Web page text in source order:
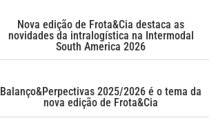
Nova edição de Frota&Cia destaca as
novidades da intralogística na Intermodal
South America 2026
Balanço&Perpectivas 2025/2026 é o tema da
nova edição de Frota&Cia